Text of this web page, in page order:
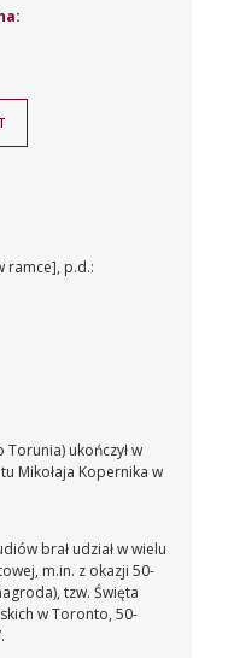
ramce], p.d.:
Torunia) ukończył w
Mikołaja Kopernika w
brał udział w wielu
m.in. z okazji 50-
tzw. Święta
w Toronto, 50-